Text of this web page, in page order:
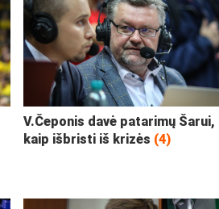
V.Čeponis davė patarimų Šarui,
kaip išbristi iš krizės (4)